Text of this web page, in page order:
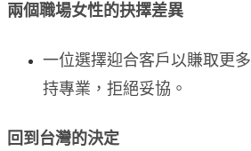
兩個職場女性的抉擇差異
一位選擇迎合客戶以賺取更
持專業，拒絕妥協。
回到台灣的決定